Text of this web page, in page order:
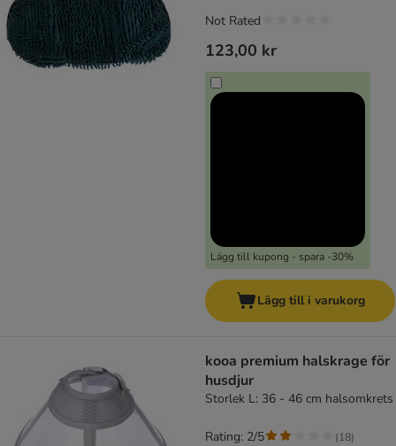
123,00 kr
Lägg till kupong - spara -30%
Not Rated
Lägg till i varukorg
kooa premium halskrage för
husdjur
Storlek L: 36 - 46 cm halsomkrets
Rating: 2/5 (18)